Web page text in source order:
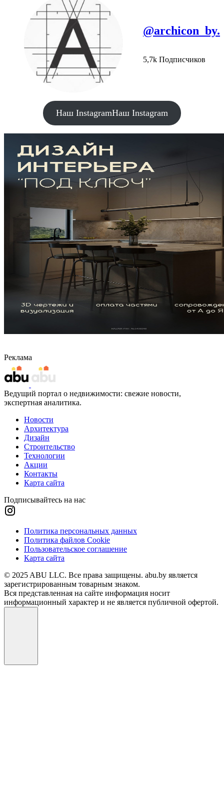
@archicon_by.
5,7k Подписчиков
Наш InstagramНаш Instagram
Реклама
Ведущий портал о недвижимости: свежие новости,
экспертная аналитика.
Новости
Архитектура
Дизайн
Строительство
Технологии
Акции
Контакты
Карта сайта
Подписывайтесь на нас
Политика персональных данных
Политика файлов Cookie
Пользовательское соглашение
Карта сайта
© 2025 ABU LLC. Все права защищены. abu.by является
зарегистрированным товарным знаком.
Вся представленная на сайте информация носит
информационный характер и не является публичной офертой.